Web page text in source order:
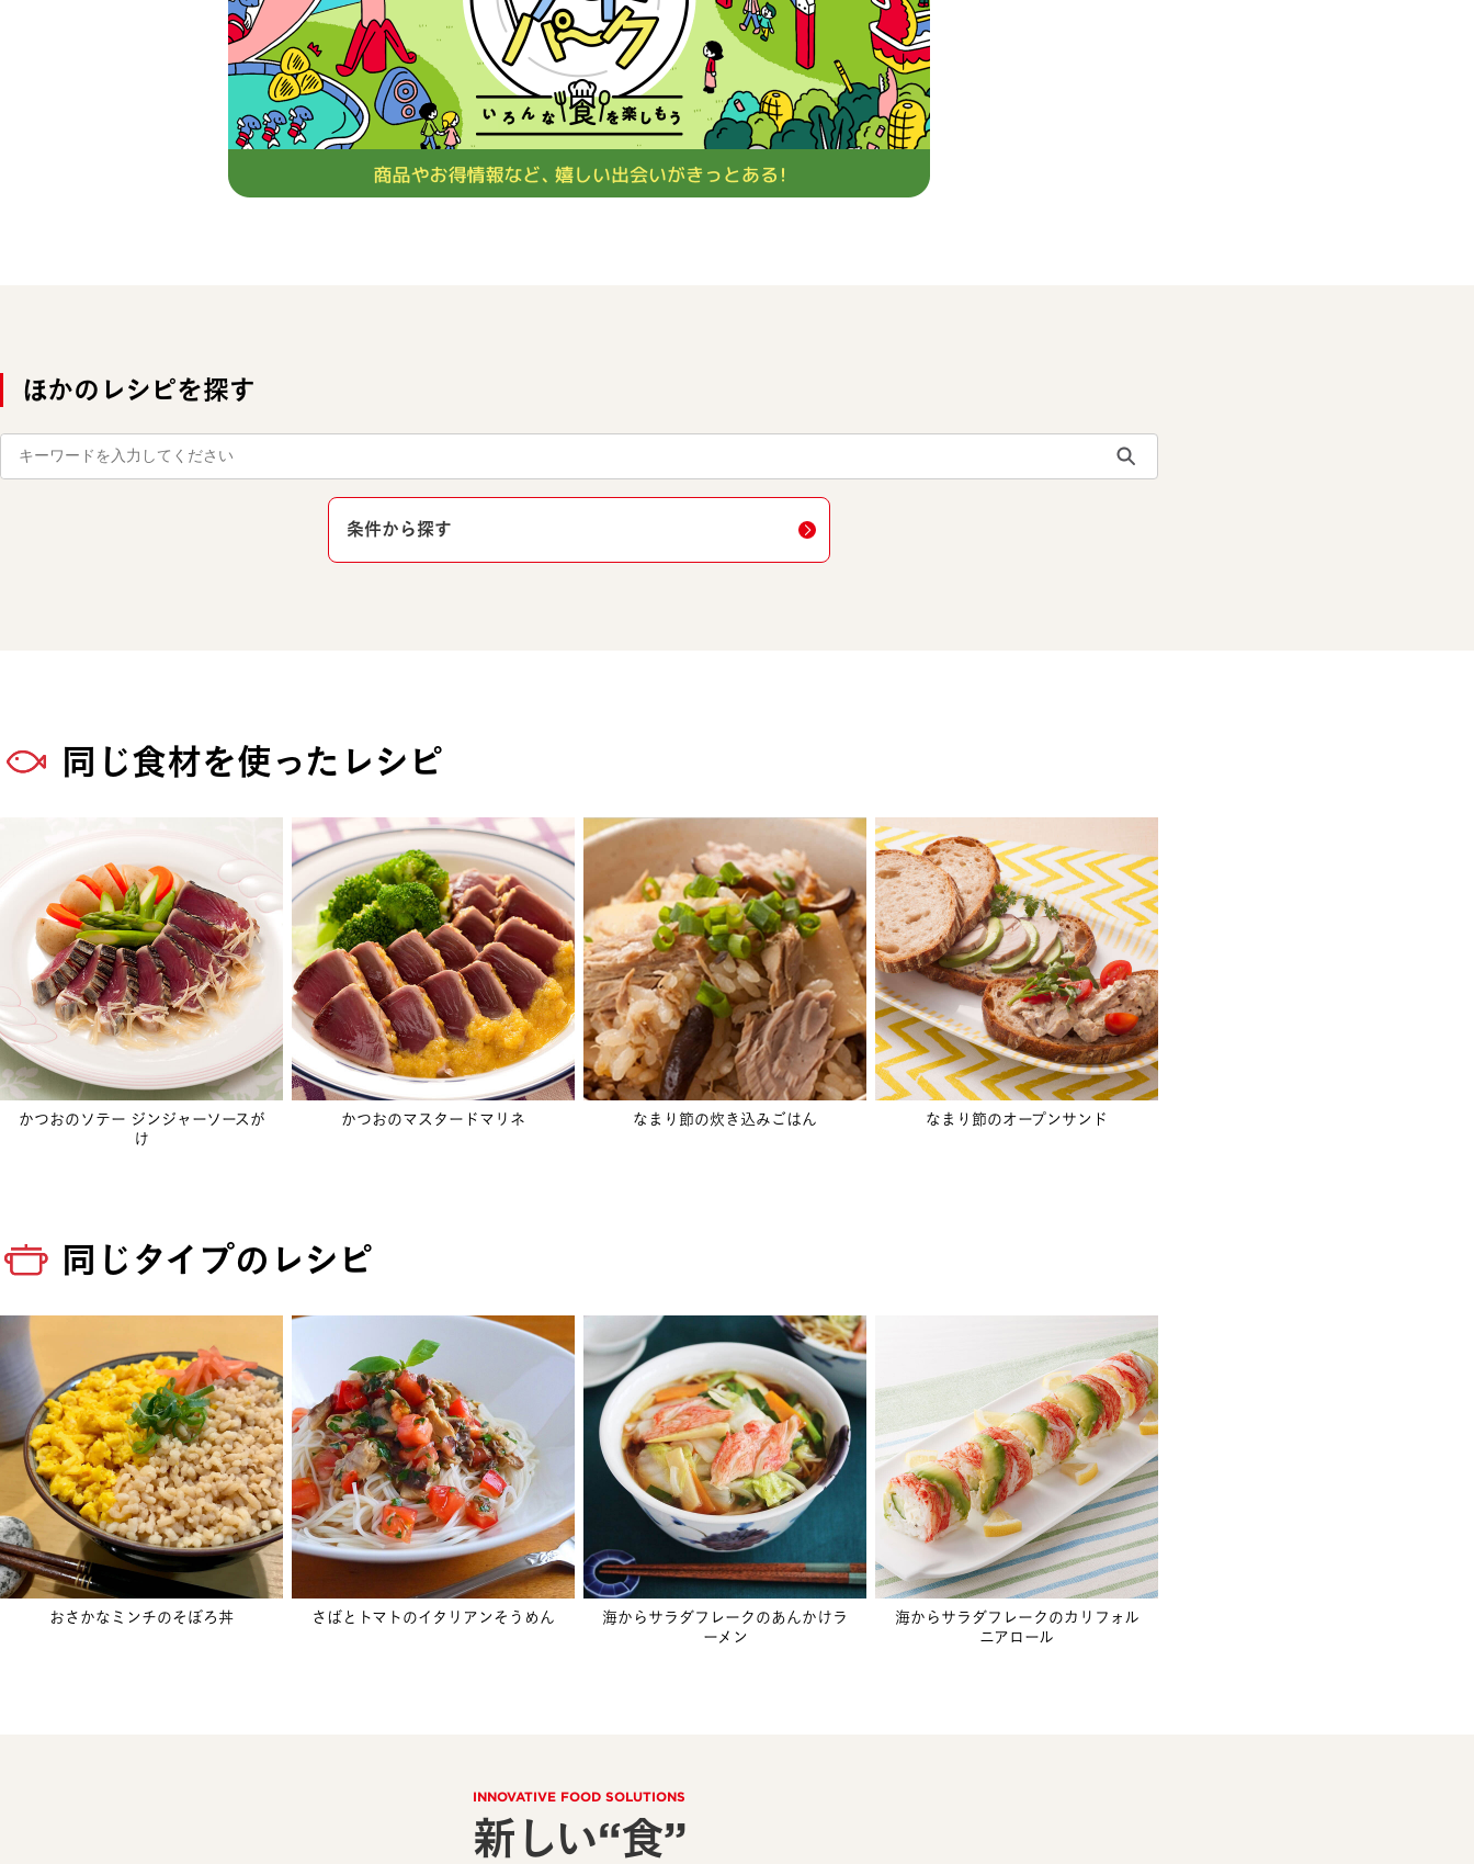
ほかのレシピを探す
条件から探す
同じ食材を使ったレシピ
かつおのソテー ジンジャーソースが
け
かつおのマスタードマリネ なまり節の炊き込みごはん なまり節のオープンサンド
同じタイプのレシピ
おさかなミンチのそぼろ丼 さばとトマトのイタリアンそうめん
海からサラダフレークのあんかけラ
ーメン
海からサラダフレークのカリフォル
ニアロール
INNOVATIVE FOOD SOLUTIONS
新しい“食”